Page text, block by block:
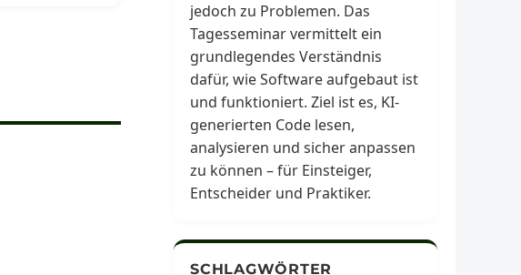
jedoch zu Problemen. Das
Tagesseminar vermittelt ein
grundlegendes Verständnis
dafür, wie Software aufgebaut ist
und funktioniert. Ziel ist es, KI-
generierten Code lesen,
analysieren und sicher anpassen
zu können – für Einsteiger,
Entscheider und Praktiker.
SCHLAGWÖRTER